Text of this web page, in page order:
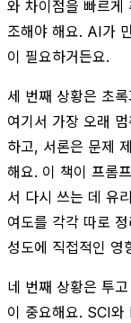
와 차이점을 빠르게
조해야 해요. AI가
이 필요하거든요.
세 번째 상황은 초
여기서 가장 오래
하고, 서론은 문제
해요. 이 책이 프롬
서 다시 쓰는 데 유
여도를 각각 따로
성도에 직접적인 영
네 번째 상황은 투
이 중요해요. SCI와